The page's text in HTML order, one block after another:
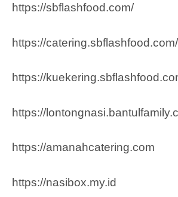
https://sbflashfood.com/
https://catering.sbflashfood.com/
https://
https://
https://amanahcatering.com
https://nasibox.my.id